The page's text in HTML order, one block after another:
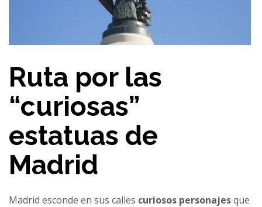
Ruta por las
“curiosas”
estatuas de
Madrid
Madrid esconde en sus calles curiosos personajesque